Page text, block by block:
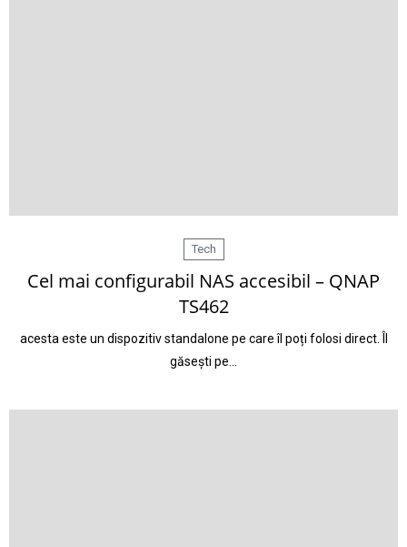
Tech
Cel mai configurabil NAS accesibil – QNAP
TS462
acesta este un dispozitiv standalone pe care îl poți folosi direct. Îl
găsești pe…